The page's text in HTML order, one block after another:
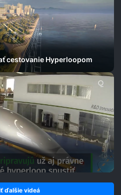
cestovanie Hyperloopom
ďalšie videá